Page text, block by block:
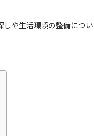
や生活環境の整備につい